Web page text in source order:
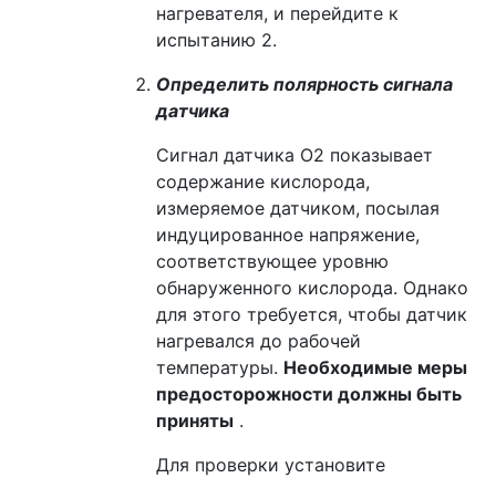
нагревателя, и перейдите к
испытанию 2.
Определить полярность сигнала
датчика
Сигнал датчика O2 показывает
содержание кислорода,
измеряемое датчиком, посылая
индуцированное напряжение,
соответствующее уровню
обнаруженного кислорода. Однако
для этого требуется, чтобы датчик
нагревался до рабочей
температуры. Необходимые меры
предосторожности должны быть
приняты .
Для проверки установите